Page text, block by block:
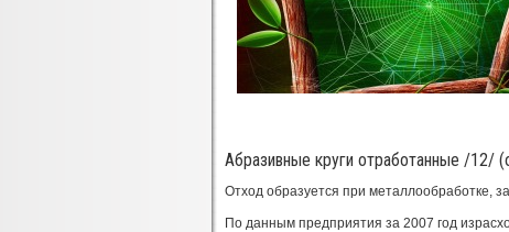
Абразивные круги отработанные /12/
Отход образуется при металлообработке,
По данным предприятия за 2007 год